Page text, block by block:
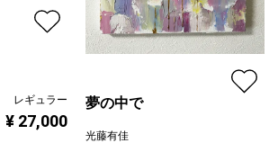
レギュラー
¥ 27,000
夢の中で
光藤有佳